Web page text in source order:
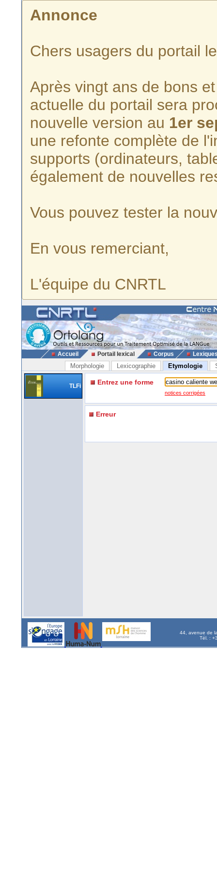
Annonce
Chers usagers du portail
Après vingt ans de bons
actuelle du portail sera
nouvelle version au 1er
une refonte complète de
supports (ordinateurs,
également de nouvelles
Vous pouvez tester la
En vous remerciant,
L'équipe du CNRTL
Accueil Portail lexical Corpus
Morphologie Lexicographie Etymologie
TLFi Entrez une forme
notices corrigées
Erreur
44, avenue de
Tél. :